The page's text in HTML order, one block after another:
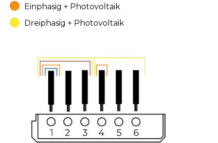
Einphasig + Photovoltaik
Dreiphasig + Photovoltaik